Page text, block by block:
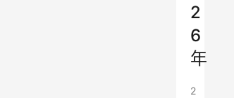
2
6
年
2